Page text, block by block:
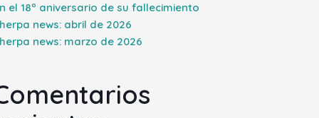
el 18º aniversario de su fallecimiento
news: abril de 2026
news: marzo de 2026